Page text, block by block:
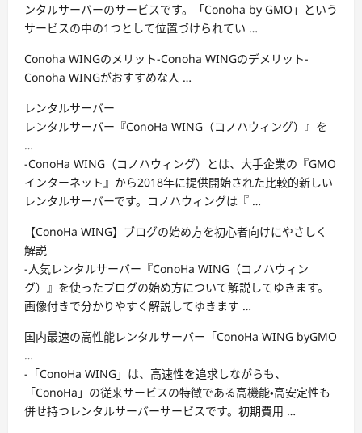
ンタルサーバーのサービスです。「Conoha by GMO」という
サービスの中の1つとして位置づけられてい …
Conoha WINGのメリット-Conoha WINGのデメリット-
Conoha WINGがおすすめな人 …
レンタルサーバー
レンタルサーバー『ConoHa WING（コノハウィング）』を
…
-ConoHa WING（コノハウィング）とは、大手企業の『GMO
インターネット』から2018年に提供開始された比較的新しい
レンタルサーバーです。コノハウィングは『 …
【ConoHa WING】ブログの始め方を初心者向けにやさしく
解説
-人気レンタルサーバー『ConoHa WING（コノハウィン
グ）』を使ったブログの始め方について解説してゆきます。
画像付きで分かりやすく解説してゆきます …
国内最速の高性能レンタルサーバー「ConoHa WING byGMO
…
-「ConoHa WING」は、高速性を追求しながらも、
「ConoHa」の従来サービスの特徴である高機能・高安定性も
併せ持つレンタルサーバーサービスです。初期費用 …